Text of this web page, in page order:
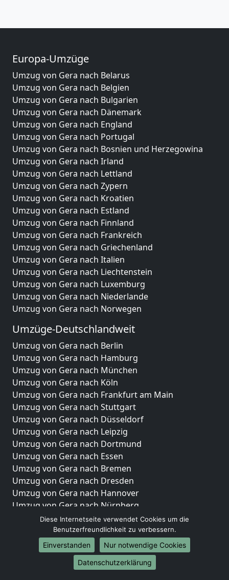
Europa-Umzüge
Umzug von Gera nach Belarus
Umzug von Gera nach Belgien
Umzug von Gera nach Bulgarien
Umzug von Gera nach Dänemark
Umzug von Gera nach England
Umzug von Gera nach Portugal
Umzug von Gera nach Bosnien und Herzegowina
Umzug von Gera nach Irland
Umzug von Gera nach Lettland
Umzug von Gera nach Zypern
Umzug von Gera nach Kroatien
Umzug von Gera nach Estland
Umzug von Gera nach Finnland
Umzug von Gera nach Frankreich
Umzug von Gera nach Griechenland
Umzug von Gera nach Italien
Umzug von Gera nach Liechtenstein
Umzug von Gera nach Luxemburg
Umzug von Gera nach Niederlande
Umzug von Gera nach Norwegen
Umzüge-Deutschlandweit
Umzug von Gera nach Berlin
Umzug von Gera nach Hamburg
Umzug von Gera nach München
Umzug von Gera nach Köln
Umzug von Gera nach Frankfurt am Main
Umzug von Gera nach Stuttgart
Umzug von Gera nach Düsseldorf
Umzug von Gera nach Leipzig
Umzug von Gera nach Dortmund
Umzug von Gera nach Essen
Umzug von Gera nach Bremen
Umzug von Gera nach Dresden
Umzug von Gera nach Hannover
Umzug von Gera nach Nürnberg
Umzug von Gera nach Duisburg
Umzug von Gera nach Bochum
Umzug von Gera nach Wuppertal
Umzug von Gera nach Bielefeld
Umzug von Gera nach Bonn
Diese Internetseite verwendet Cookies um die
Benutzerfreundlichkeit zu verbessern.
Einverstanden
Nur notwendige Cookies
Datenschutzerklärung